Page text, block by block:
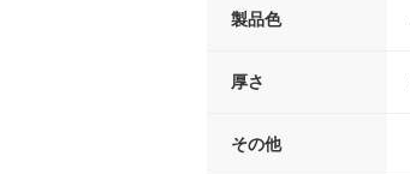
製品色
厚さ
その他